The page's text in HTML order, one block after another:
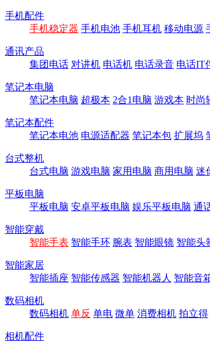
手机配件
手机稳定器 手机电池 手机耳机 移动电源
通讯产品
集团电话 对讲机 电话机 电话录音 电话IT
笔记本电脑
笔记本电脑 超极本 2合1电脑 游戏本 时尚
笔记本配件
笔记本电池 电源适配器 笔记本包 扩展坞
台式整机
台式电脑 游戏电脑 家用电脑 商用电脑 迷
平板电脑
平板电脑 安卓平板电脑 娱乐平板电脑 通
智能穿戴
智能手表 智能手环 腕表 智能眼镜 智能头
智能家居
智能插座 智能传感器 智能机器人 智能音
数码相机
数码相机 单反 单电 微单 消费相机 拍立得
相机配件